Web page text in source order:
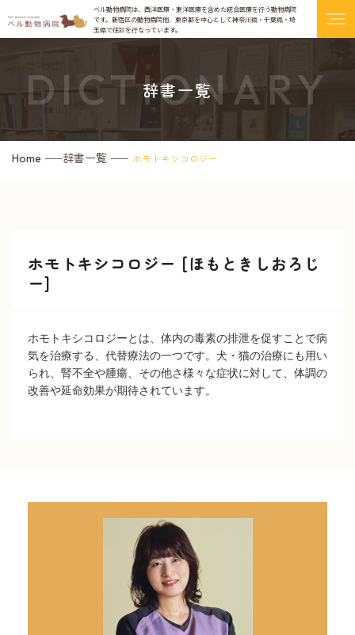
ベル動物病院は、西洋医療・東洋医療を含めた統合医療を行う動物病院
です。 新宿区の動物病院他、東京都を中心として神奈川県・千葉県・埼
玉県で往診を行なっています。
DICTIONARY
辞書一覧
Home 辞書一覧 ホモトキシコロジー
ホモトキシコロジー [ほもときしおろじ
ー]
ホモトキシコロジーとは、体内の毒素の排泄を促すことで病
気を治療する、代替療法の一つです。犬・猫の治療にも用い
られ、腎不全や腫瘍、その他さ様々な症状に対して、体調の
改善や延命効果が期待されています。